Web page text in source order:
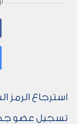
استرجاع الرمز
تسجيل عضو